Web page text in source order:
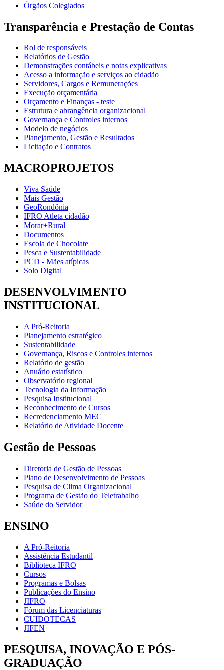
Órgãos Colegiados
Transparência e Prestação de Contas
Rol de responsáveis
Relatórios de Gestão
Demonstrações contábeis e notas explicativas
Acesso a informação e serviços ao cidadão
Servidores, Cargos e Remunerações
Execução orçamentária
Orçamento e Finanças - teste
Estrutura e abrangência organizacional
Governança e Controles internos
Modelo de negócios
Planejamento, Gestão e Resultados
Licitação e Contratos
MACROPROJETOS
Viva Saúde
Mais Gestão
GeoRondônia
IFRO Atleta cidadão
Morar+Rural
Documentos
Escola de Chocolate
Pesca e Sustentabilidade
PCD - Mães atípicas
Solo Digital
DESENVOLVIMENTO
INSTITUCIONAL
A Pró-Reitoria
Planejamento estratégico
Sustentabilidade
Governança, Riscos e Controles internos
Relatório de gestão
Anuário estatístico
Observatório regional
Tecnologia da Informação
Pesquisa Institucional
Reconhecimento de Cursos
Recredenciamento MEC
Relatório de Atividade Docente
Gestão de Pessoas
Diretoria de Gestão de Pessoas
Plano de Desenvolvimento de Pessoas
Pesquisa de Clima Organizacional
Programa de Gestão do Teletrabalho
Saúde do Servidor
ENSINO
A Pró-Reitoria
Assistência Estudantil
Biblioteca IFRO
Cursos
Programas e Bolsas
Publicações do Ensino
JIFRO
Fórum das Licenciaturas
CUIDOTECAS
JIFEN
PESQUISA, INOVAÇÃO E PÓS-
GRADUAÇÃO